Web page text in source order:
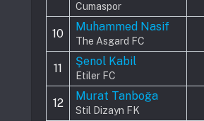
Cumaspor
10
Muhammed Nasif
The Asgard FC
11
Şenol Kabil
Etiler FC
12
Murat Tanboğa
Stil Dizayn FK